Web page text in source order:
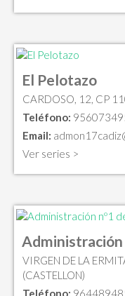
El Pelotazo
CARDOSO, 12, CP
Teléfono:
Email:
Ver series >
Administración
VIRGEN DE LA
(CASTELLON)
Teléfono: